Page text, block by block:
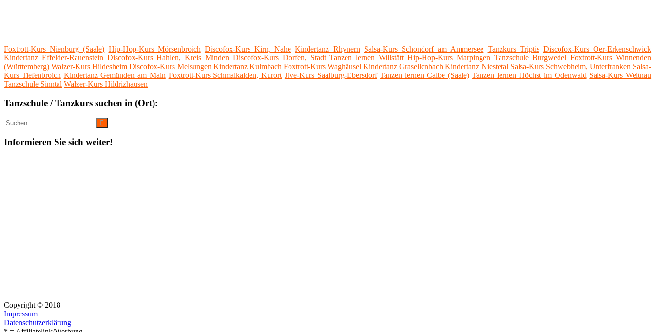
Foxtrott-Kurs Nienburg (Saale) Hip-Hop-Kurs Mörsenbroich Discofox-Kurs Kirn, Nahe Kindertanz Rhynern Salsa-Kurs Schondorf am Ammersee Tanzkurs Triptis Discofox-Kurs Oer-Erkenschwick
Kindertanz Effelder-Rauenstein Discofox-Kurs Hahlen, Kreis Minden Discofox-Kurs Dorfen, Stadt Tanzen lernen Willstätt Hip-Hop-Kurs Marpingen Tanzschule Burgwedel Foxtrott-Kurs Winnenden
(Württemberg) Walzer-Kurs Hildesheim Discofox-Kurs Melsungen Kindertanz Kulmbach Foxtrott-Kurs Waghäusel Kindertanz Grasellenbach Kindertanz Niestetal Salsa-Kurs Schwebheim, Unterfranken Salsa-
Kurs Tiefenbroich Kindertanz Gemünden am Main Foxtrott-Kurs Schmalkalden, Kurort Jive-Kurs Saalburg-Ebersdorf Tanzen lernen Calbe (Saale) Tanzen lernen Höchst im Odenwald Salsa-Kurs Weitnau
Tanzschule Sinntal Walzer-Kurs Hildrizhausen
Tanzschule / Tanzkurs suchen in (Ort):
Suche
nach:
Suchen
Informieren Sie sich weiter!
Copyright © 2018
Impressum
Datenschutzerklärung